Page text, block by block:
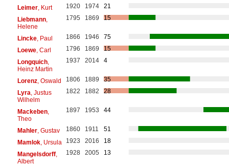
Leimer, Kurt 1920 1974
21
Liebmann,
Helene
1795 1869 15
Lincke, Paul 1866 1946
75
Loewe, Carl 1796 1869
15
Longquich,
Heinz Martin
1937 2014 4
Lorenz, Oswald 1806 1889
35
Lyra , Justus
Wilhelm
1822 1882 28
Mackeben,
Theo
1897 1953 44
Mahler, Gustav 1860 1911
51
Mamlok, Ursula 1923 2016
18
Mangelsdorff,
Albert
1928 2005 13